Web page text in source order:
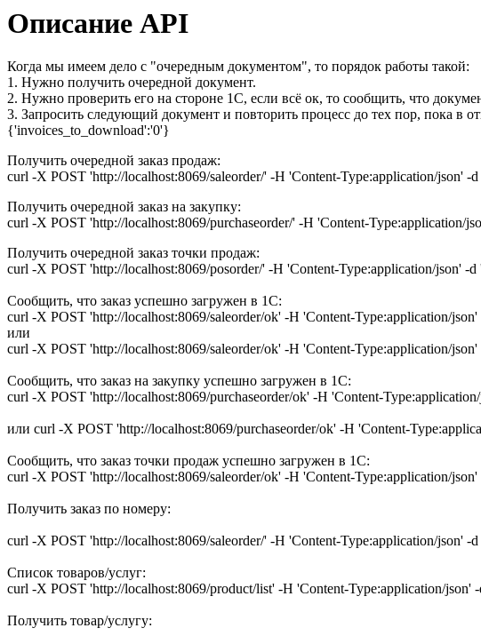
Описание API
Когда мы имеем дело с "очередным документом", то порядок работы такой:
1. Нужно получить очередной документ.
2. Нужно проверить его на стороне 1С, если всё ок, то сообщить, что
3. Запросить следующий документ и повторить процесс до тех пор, пока в
{'invoices_to_download':'0'}
Получить очередной заказ продаж:
curl -X POST 'http://localhost:8069/saleorder/' -H 'Content-Type:application/json'
Получить очередной заказ на закупку:
curl -X POST 'http://localhost:8069/purchaseorder/' -H 'Content-Type:application/
Получить очередной заказ точки продаж:
curl -X POST 'http://localhost:8069/posorder/' -H 'Content-Type:application/json'
Сообщить, что заказ успешно загружен в 1С:
curl -X POST 'http://localhost:8069/saleorder/ok' -H 'Content-Type:application/
или
curl -X POST 'http://localhost:8069/saleorder/ok' -H 'Content-Type:application/
Сообщить, что заказ на закупку успешно загружен в 1С:
curl -X POST 'http://localhost:8069/purchaseorder/ok' -H 'Content-
или curl -X POST 'http://localhost:8069/purchaseorder/ok' -H 'Content-
Сообщить, что заказ точки продаж успешно загружен в 1С:
curl -X POST 'http://localhost:8069/saleorder/ok' -H 'Content-Type:application/
Получить заказ по номеру:
curl -X POST 'http://localhost:8069/saleorder/' -H 'Content-Type:application/
Список товаров/услуг:
curl -X POST 'http://localhost:8069/product/list' -H 'Content-Type:application/
Получить товар/услугу: